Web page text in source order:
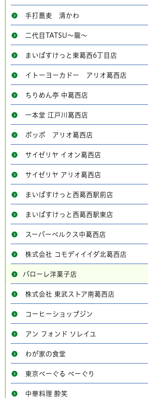
手打蕎麦 清かわ
二代目TATSU～龍～
まいばすけっと東葛西6丁目店
イトーヨーカドー アリオ葛西店
ちりめん亭 中葛西店
一本堂 江戸川葛西店
ポッポ アリオ葛西店
サイゼリヤ イオン葛西店
サイゼリヤ アリオ葛西店
まいばすけっと西葛西駅前店
まいばすけっと西葛西駅東店
スーパーベルクス中葛西店
株式会社 コモディイイダ北葛西店
パローレ洋菓子店
株式会社 東武ストア南葛西店
コーヒーショップジン
アン フォンド ソレイユ
わが家の食堂
東京べーぐる べーぐり
中華料理 酔笑